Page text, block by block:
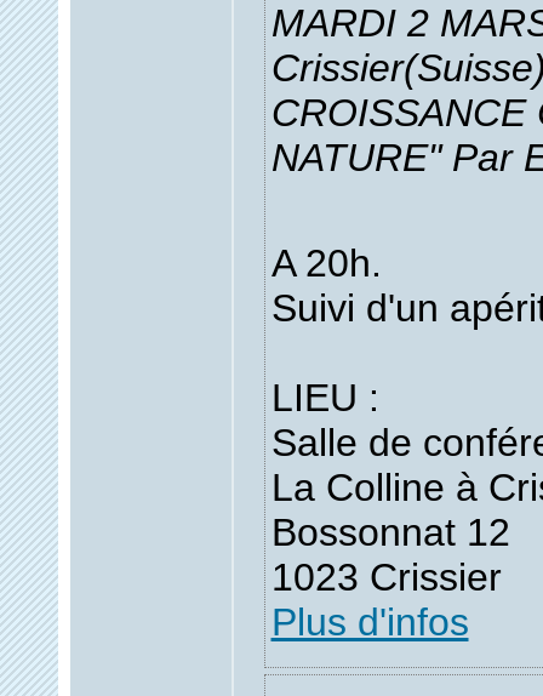
MARDI 2
CROISSANCE
NATURE" Par
A 20h.
Suivi d'un
LIEU :
Salle de
La Colline à
Bossonnat 12
1023 Crissier
Plus d'infos